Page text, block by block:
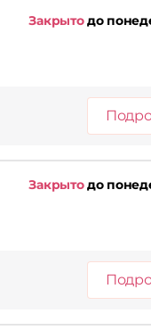
Закрытодо
Закрытодо